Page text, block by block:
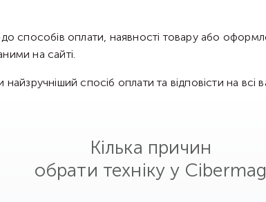
способів оплати, наявності товару або
на сайті.
спосіб оплати та відповісти на всі
Кілька причин
обрати техніку у Cibermag